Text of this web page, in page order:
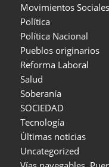
Movimientos Sociales
Política
Política Nacional
Pueblos originarios
Reforma Laboral
Salud
Soberanía
SOCIEDAD
Tecnología
Últimas noticias
Uncategorized